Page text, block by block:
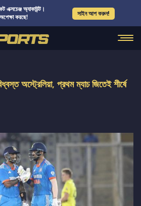
অ্যাকাউন্ট।
করছে!
সাইন আপ করুন!
অস্ট্রেলিয়া, প্রথম ম্যাচ জিতেই শীর্ষে